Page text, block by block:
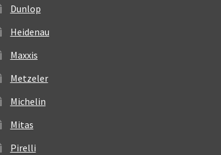
Dunlop
Heidenau
Maxxis
Metzeler
Michelin
Mitas
Pirelli